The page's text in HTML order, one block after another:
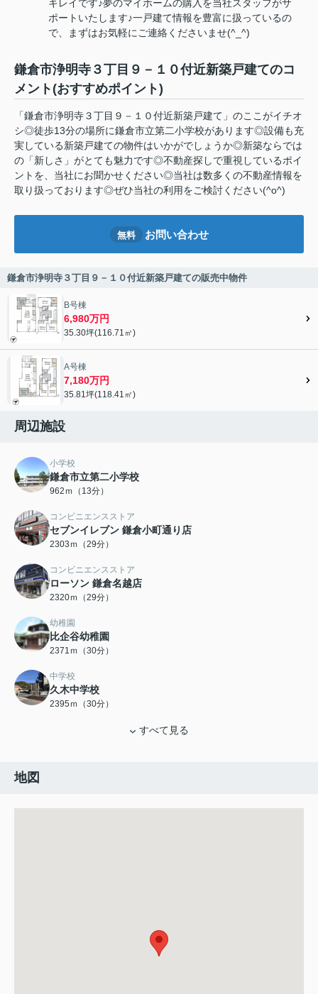
キレイです♪夢のマイホームの購入を当社スタッフがサ
ポートいたします♪一戸建て情報を豊富に扱っているの
で、まずはお気軽にご連絡くださいませ(^_^)
鎌倉市浄明寺３丁目９－１０付近新築戸建てのコ
メント(おすすめポイント)
「鎌倉市浄明寺３丁目９－１０付近新築戸建て」のここがイチオ
シ◎徒歩13分の場所に鎌倉市立第二小学校があります◎設備も充
実している新築戸建ての物件はいかがでしょうか◎新築ならでは
の「新しさ」がとても魅力です◎不動産探しで重視しているポイ
ントを、当社にお聞かせください◎当社は数多くの不動産情報を
取り扱っております◎ぜひ当社の利用をご検討ください(^o^)
無料 お問い合わせ
鎌倉市浄明寺３丁目９－１０付近新築戸建ての販売中物件
B号棟
6,980万円
35.30坪(116.71㎡)
A号棟
7,180万円
35.81坪(118.41㎡)
周辺施設
小学校
鎌倉市立第二小学校
962ｍ（13分）
コンビニエンスストア
セブンイレブン 鎌倉小町通り店
2303ｍ（29分）
コンビニエンスストア
ローソン 鎌倉名越店
2320ｍ（29分）
幼稚園
比企谷幼稚園
2371ｍ（30分）
中学校
久木中学校
2395ｍ（30分）
すべて見る
地図